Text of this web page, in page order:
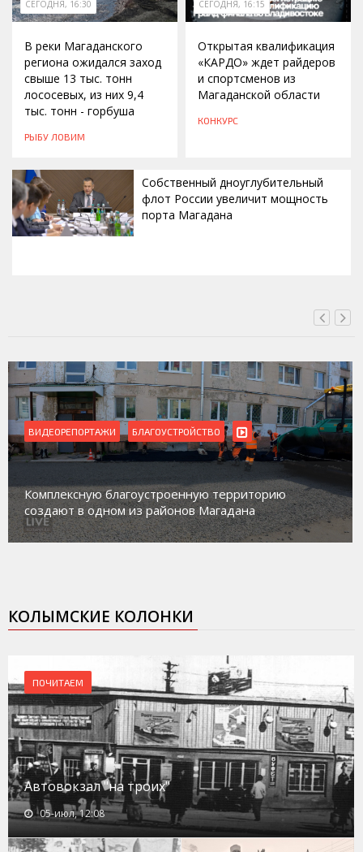
СЕГОДНЯ, 16:30
В реки Магаданского
региона ожидался заход
свыше 13 тыс. тонн
лососевых, из них 9,4
тыс. тонн - горбуша
РЫБУ ЛОВИМ
СЕГОДНЯ, 16:15
Открытая квалификация
«КАРДО» ждет райдеров
и спортсменов из
Магаданской области
КОНКУРС
Собственный дноуглубительный
флот России увеличит мощность
порта Магадана
ВИДЕОРЕПОРТАЖИ БЛАГОУСТРОЙСТВО
Комплексную благоустроенную территорию
создают в одном из районов Магадана
КОЛЫМСКИЕ КОЛОНКИ
ПОЧИТАЕМ
Автовокзал "на троих"
05-июл, 12:08